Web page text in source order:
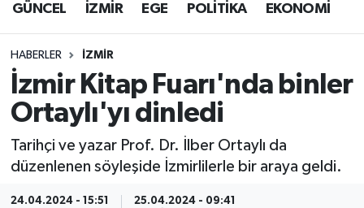
GÜNCEL İZMİR EGE POLİTİKA EKONOMİ
HABERLER İZMİR
İzmir Kitap Fuarı'nda binler
Ortaylı'yı dinledi
Tarihçi ve yazar Prof. Dr. İlber Ortaylı da
düzenlenen söyleşide İzmirlilerle bir araya geldi.
24.04.2024 - 15:51 25.04.2024 - 09:41
GÜNCEL
İZMİR
ÖZEL HABER
POLİTİKA
Programlar